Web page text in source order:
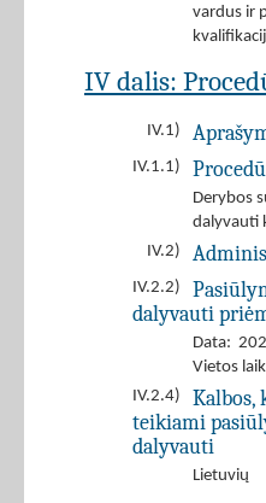
vardus ir
IV dalis:
IV.1)
IV.1.1)
Derybos
dalyvauti
IV.2)
IV.2.2)
dalyvauti
Data:
Vietos
IV.2.4)
Kalbos,
teikiami
dalyvauti
Lietuvių